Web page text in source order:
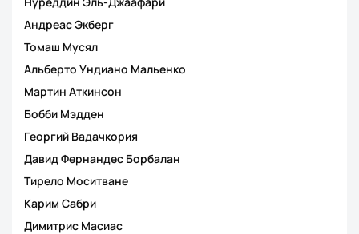
Андреас Экберг
Томаш Мусял
Альберто Ундиано Мальенко
Мартин Аткинсон
Бобби Мэдден
Георгий Вадачкория
Давид Фернандес Борбалан
Тирело Моситване
Карим Сабри
Димитрис Масиас